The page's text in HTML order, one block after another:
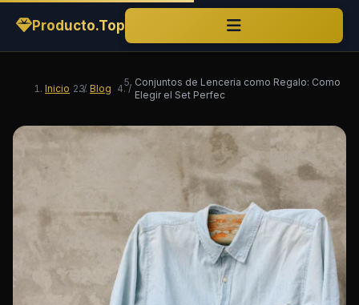
Producto.Top
Inicio / Blog /
Conjuntos de Lenceria como Regalo: Como
Elegir el Set Perfec